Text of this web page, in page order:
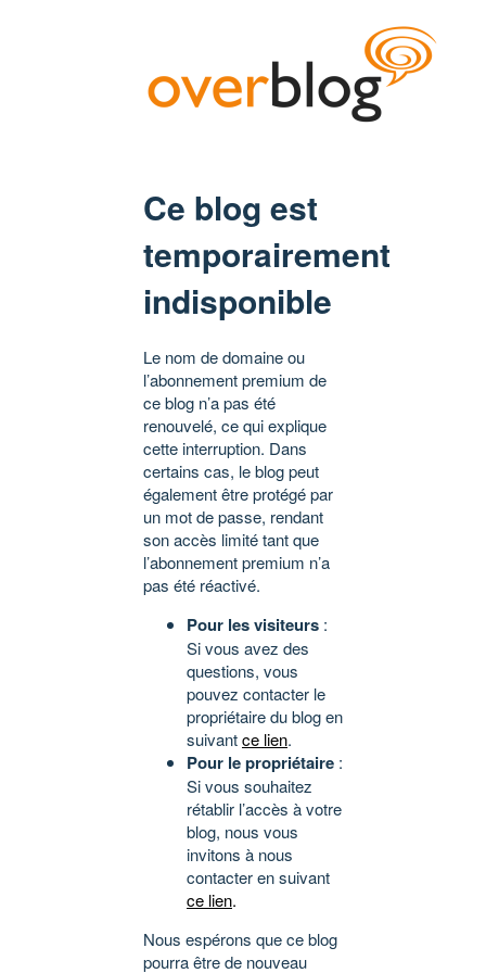
Ce blog est
temporairement
indisponible
Le nom de domaine ou
l’abonnement premium de
ce blog n’a pas été
renouvelé, ce qui explique
cette interruption. Dans
certains cas, le blog peut
également être protégé par
un mot de passe, rendant
son accès limité tant que
l’abonnement premium n’a
pas été réactivé.
Pour les visiteurs :
Si vous avez des
questions, vous
pouvez contacter le
propriétaire du blog en
suivantce lien.
Pour le propriétaire :
Si vous souhaitez
rétablir l’accès à votre
blog, nous vous
invitons à nous
contacter en suivant
ce lien.
Nous espérons que ce blog
pourra être de nouveau